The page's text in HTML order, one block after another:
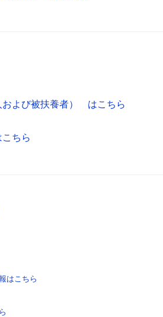
および被扶養者） はこちら
ちら
はこちら